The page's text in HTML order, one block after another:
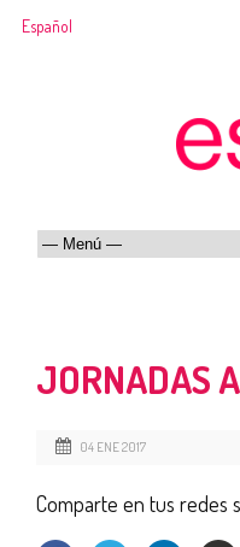
Español
JORNADAS
04 ENE 2017
Comparte en tus redes